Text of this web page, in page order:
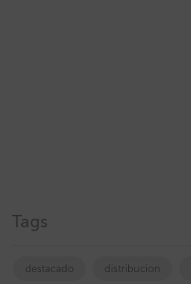
Tags
destacado distribucion